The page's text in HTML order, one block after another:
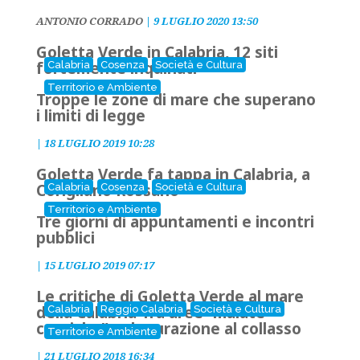
ANTONIO CORRADO| 9 LUGLIO 2020 13:50
Calabria Cosenza
Società e Cultura
Territorio e Ambiente
Goletta Verde in Calabria, 12 siti
fortemente inquinati
Troppe le zone di mare che superano
i limiti di legge
| 18 LUGLIO 2019 10:28
Calabria Cosenza
Società e Cultura
Territorio e Ambiente
Goletta Verde fa tappa in Calabria, a
Corigliano Rossano
Tre giorni di appuntamenti e incontri
pubblici
| 15 LUGLIO 2019 07:17
Calabria Reggio Calabria
Società e Cultura
Territorio e Ambiente
Le critiche di Goletta Verde al mare
della Calabria Tra aree “malate
croniche” e depurazione al collasso
| 21 LUGLIO 2018 16:34